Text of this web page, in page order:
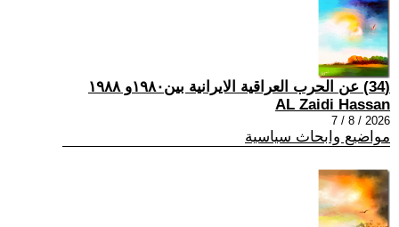
(34) عن الحرب العراقية الايرانية بين١٩٨٠و ١٩٨٨
AL Zaidi Hassan
2026 / 8 / 7
مواضيع وابحاث سياسية